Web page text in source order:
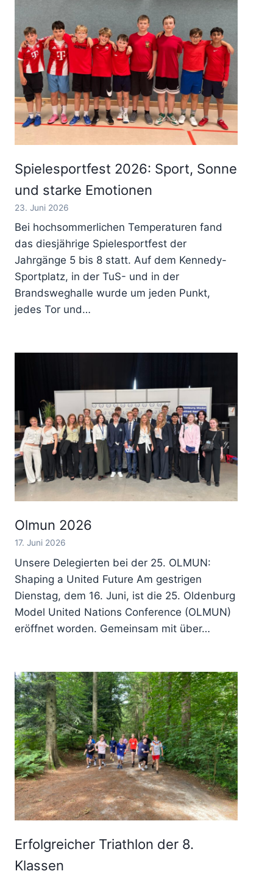
Spielesportfest 2026: Sport, Sonne
und starke Emotionen
23. Juni 2026
Bei hochsommerlichen Temperaturen fand
das diesjährige Spielesportfest der
Jahrgänge 5 bis 8 statt. Auf dem Kennedy-
Sportplatz, in der TuS- und in der
Brandsweghalle wurde um jeden Punkt,
jedes Tor und…
Olmun 2026
17. Juni 2026
Unsere Delegierten bei der 25. OLMUN:
Shaping a United Future Am gestrigen
Dienstag, dem 16. Juni, ist die 25. Oldenburg
Model United Nations Conference (OLMUN)
eröffnet worden. Gemeinsam mit über…
Erfolgreicher Triathlon der 8.
Klassen